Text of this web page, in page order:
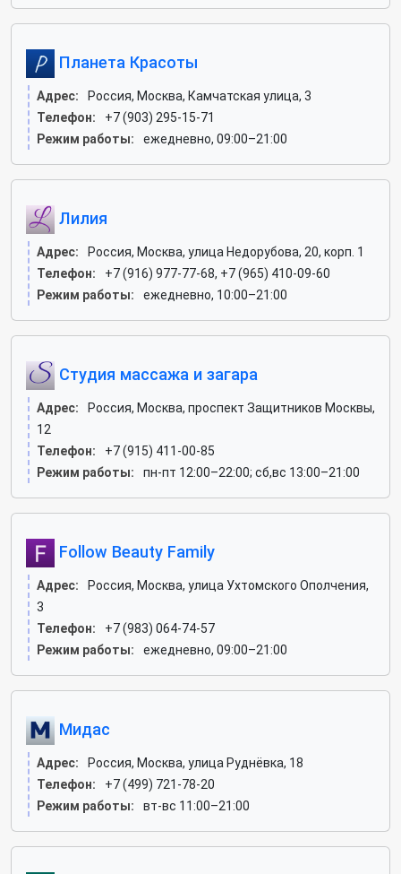
Планета Красоты
Адрес:
Россия, Москва, Камчатская улица, 3
Телефон:
+7 (903) 295-15-71
Режим работы:
ежедневно, 09:00–21:00
Лилия
Адрес:
Россия, Москва, улица Недорубова, 20, корп. 1
Телефон:
+7 (916) 977-77-68, +7 (965) 410-09-60
Режим работы:
ежедневно, 10:00–21:00
Студия массажа и загара
Адрес:
Россия, Москва, проспект Защитников Москвы,
12
Телефон:
+7 (915) 411-00-85
Режим работы:
пн-пт 12:00–22:00; сб,вс 13:00–21:00
Follow Beauty Family
Адрес:
Россия, Москва, улица Ухтомского Ополчения,
3
Телефон:
+7 (983) 064-74-57
Режим работы:
ежедневно, 09:00–21:00
Мидас
Адрес:
Россия, Москва, улица Руднёвка, 18
Телефон:
+7 (499) 721-78-20
Режим работы:
вт-вс 11:00–21:00